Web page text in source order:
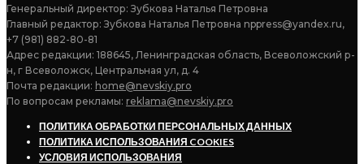
Генеральный директор: Зубкова Наталья Петровна
Главный редактор: Зубкова Наталья Петровна nppress@yandex.ru,
+7 (981) 882-80-81
Адрес редакции: 188645, Ленинградская область, Всеволожский р-
н, г Всеволожск, Центральная ул, д. 4
Почта редакции: home@nevskiy.pro
По вопросам рекламы: reklama@nevskiy.pro
ПОЛИТИКА ОБРАБОТКИ ПЕРСОНАЛЬНЫХ ДАННЫХ
ПОЛИТИКА ИСПОЛЬЗОВАНИЯ COOKIES
УСЛОВИЯ ИСПОЛЬЗОВАНИЯ